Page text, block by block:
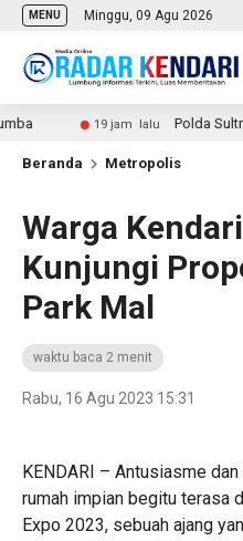
MENU Minggu, 09 Agu 2026
19 jam lalu Polda Sultra
Beranda Metropolis
Warga
Kunjungi
Park Mal
waktu baca 2 menit
Rabu, 16 Agu 2023 15:31
KENDARI – Antusiasme
rumah impian begitu terasa
Expo 2023, sebuah ajang